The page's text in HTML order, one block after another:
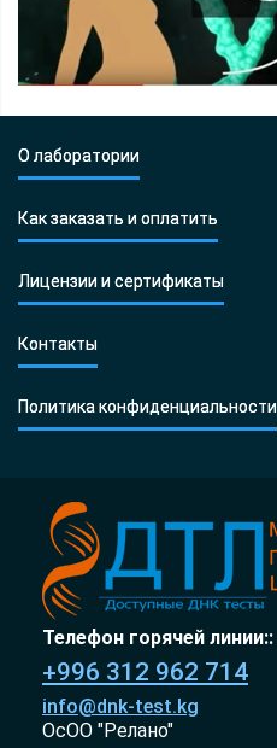
О лаборатории
Как заказать и оплатить
Лицензии и сертификаты
Контакты
Политика конфиденциальности
Телефон горячей линии::
+996 312 962 714
info@dnk-test.kg
ОсОО "Релано"